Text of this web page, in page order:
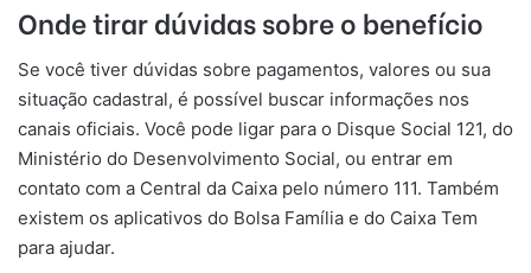
Onde tirar dúvidas sobre o benefício
Se você tiver dúvidas sobre pagamentos, valores ou sua
situação cadastral, é possível buscar informações nos
canais oficiais. Você pode ligar para o Disque Social 121, do
Ministério do Desenvolvimento Social, ou entrar em
contato com a Central da Caixa pelo número 111. Também
existem os aplicativos do Bolsa Família e do Caixa Tem
para ajudar.